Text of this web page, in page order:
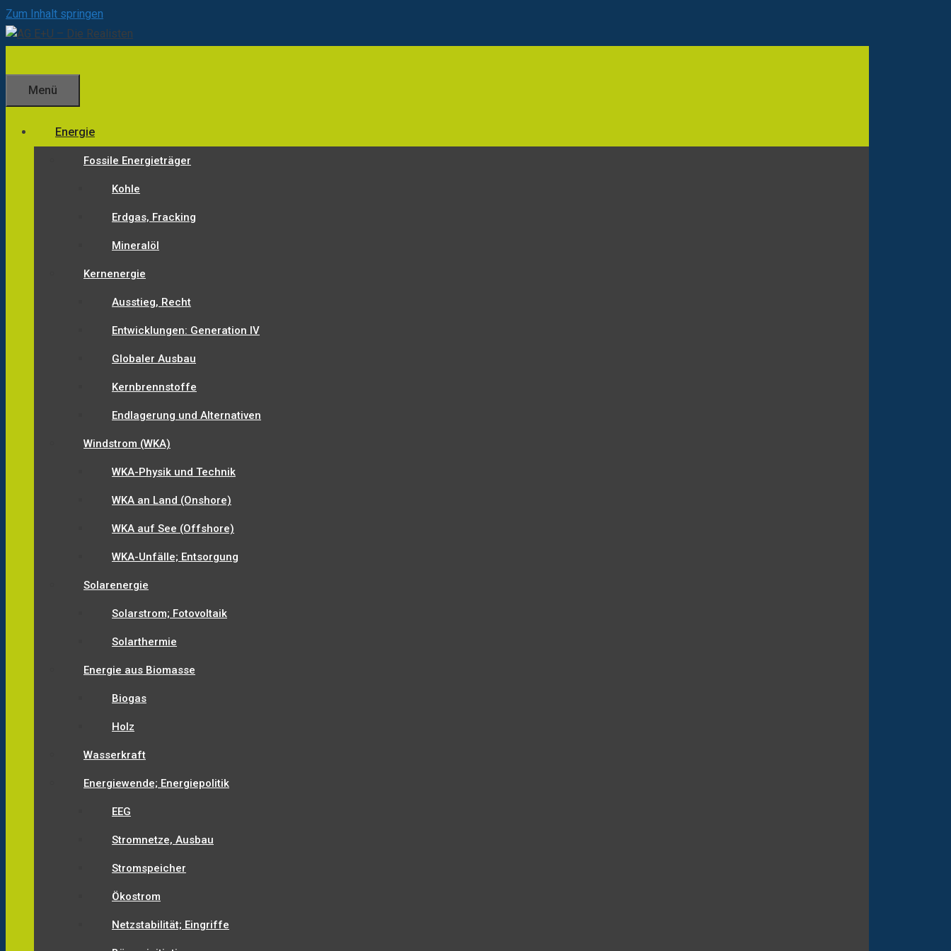
Zum Inhalt springen
Menü
Energie
Fossile Energieträger
Kohle
Erdgas, Fracking
Mineralöl
Kernenergie
Ausstieg, Recht
Entwicklungen: Generation IV
Globaler Ausbau
Kernbrennstoffe
Endlagerung und Alternativen
Windstrom (WKA)
WKA-Physik und Technik
WKA an Land (Onshore)
WKA auf See (Offshore)
WKA-Unfälle; Entsorgung
Solarenergie
Solarstrom; Fotovoltaik
Solarthermie
Energie aus Biomasse
Biogas
Holz
Wasserkraft
Energiewende; Energiepolitik
EEG
Stromnetze, Ausbau
Stromspeicher
Ökostrom
Netzstabilität; Eingriffe